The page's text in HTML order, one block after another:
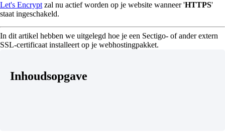
Let's Encrypt zal nu actief worden op je website wanneer 'HTTPS'
staat ingeschakeld.
In dit artikel hebben we uitgelegd hoe je een Sectigo- of ander extern
SSL-certificaat installeert op je webhostingpakket.
Inhoudsopgave